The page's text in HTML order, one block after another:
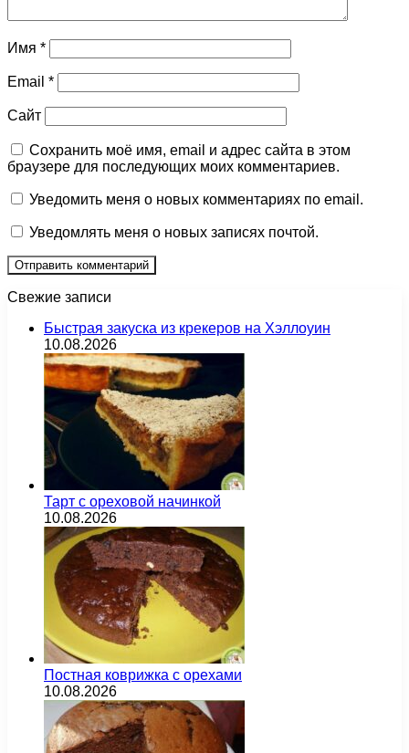
Имя *
Email *
Сайт
Сохранить моё имя, email и адрес сайта в этом
браузере для последующих моих комментариев.
Уведомить меня о новых комментариях по email.
Уведомлять меня о новых записях почтой.
Свежие записи
Быстрая закуска из крекеров на Хэллоуин
10.08.2026
Тарт с ореховой начинкой
10.08.2026
Постная коврижка с орехами
10.08.2026